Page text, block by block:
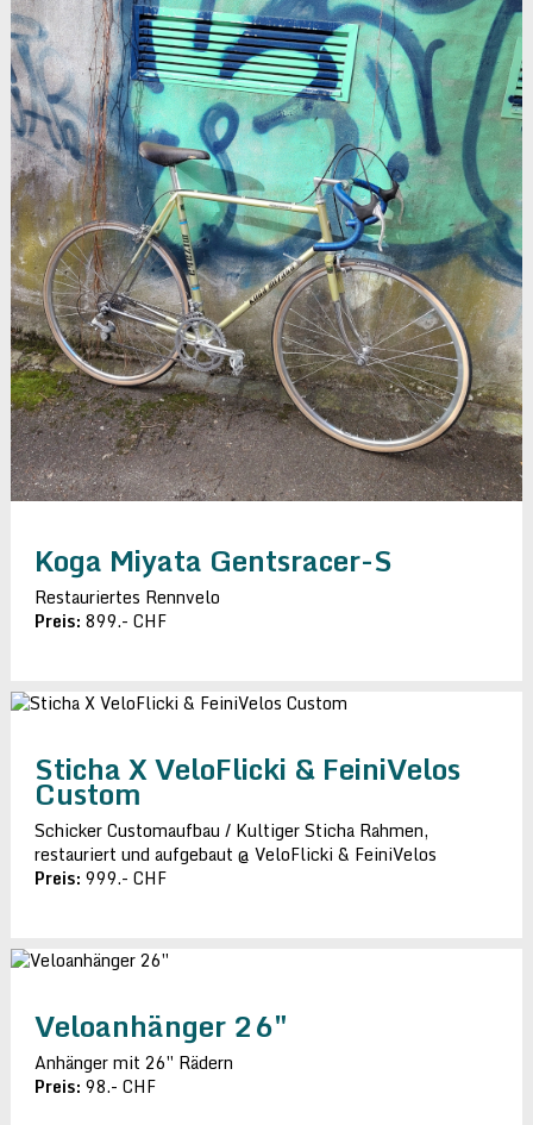
Koga Miyata Gentsracer-S
Restauriertes Rennvelo
Preis: 899.- CHF
Sticha X VeloFlicki & FeiniVelos
Custom
Schicker Customaufbau / Kultiger Sticha Rahmen,
restauriert und aufgebaut @ VeloFlicki & FeiniVelos
Preis: 999.- CHF
Veloanhänger 26″
Anhänger mit 26″ Rädern
Preis: 98.- CHF